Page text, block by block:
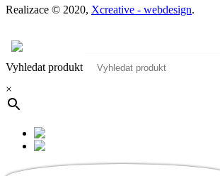
Realizace © 2020, Xcreative - webdesign.
Vyhledat produkt
×